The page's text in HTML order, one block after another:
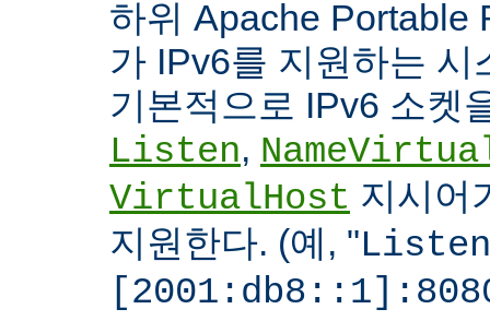
하위 Apache Portable
가 IPv6를 지원하는 시
기본적으로 IPv6 소켓
Listen,
VirtualHost 지시어
지원한다. (예, "Listen